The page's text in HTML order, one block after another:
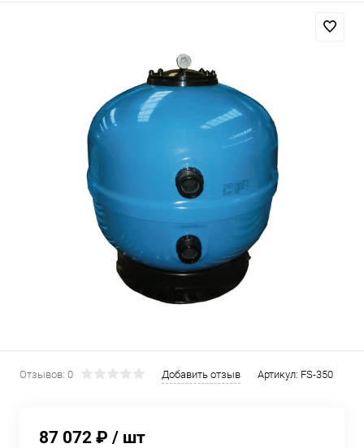
Отзывов: 0 Добавить отзыв Артикул: FS-350
87 072 ₽ / шт